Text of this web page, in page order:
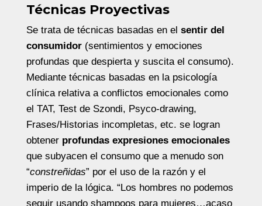
Técnicas Proyectivas
Se trata de técnicas basadas en el sentir del
consumidor(sentimientos y emociones
profundas que despierta y suscita el consumo).
Mediante técnicas basadas en la psicología
clínica relativa a conflictos emocionales como
el TAT, Test de Szondi, Psyco-drawing,
Frases/Historias incompletas, etc. se logran
obtener profundas expresiones emocionales
que subyacen el consumo que a menudo son
“constreñidas” por el uso de la razón y el
imperio de la lógica. “Los hombres no podemos
seguir usando shampoos para mujeres…acaso